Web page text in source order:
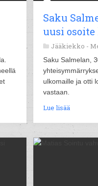
Saku
uusi
Jääkiekko -
Saku Salmelan,
ulkomaille ja otti
vastaan.
Lue lisää